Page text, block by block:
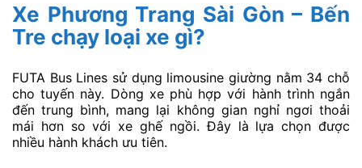
Xe Phương Trang Sài Gòn – Bến
Tre chạy loại xe gì?
FUTA Bus Lines sử dụng limousine giường nằm 34 chỗ
cho tuyến này. Dòng xe phù hợp với hành trình ngắn
đến trung bình, mang lại không gian nghỉ ngơi thoải
mái hơn so với xe ghế ngồi. Đây là lựa chọn được
nhiều hành khách ưu tiên.